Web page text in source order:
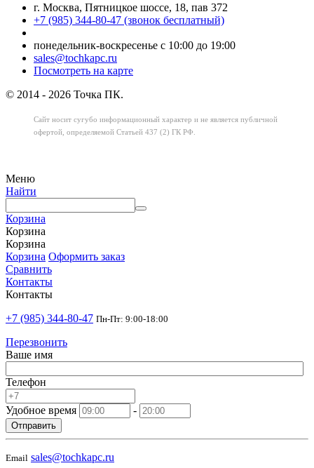
г. Москва, Пятницкое шоссе, 18, пав 372
+7 (985) 344-80-47 (звонок бесплатный)
понедельник-воскресенье с 10:00 до 19:00
sales@tochkapc.ru
Посмотреть на карте
© 2014 - 2026 Точка ПК.
Сайт носит сугубо информационный характер и не является публичной
офертой, определяемой Статьей 437 (2) ГК РФ.
Меню
Найти
Корзина
Корзина
Корзина
Корзина Оформить заказ
Сравнить
Контакты
Контакты
+7 (985) 344-80-47 Пн-Пт: 9:00-18:00
Перезвонить
Ваше имя
Телефон
Удобное время -
Отправить
Email sales@tochkapc.ru